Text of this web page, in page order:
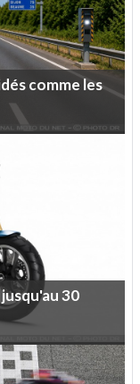
commeles
jusqu'au30